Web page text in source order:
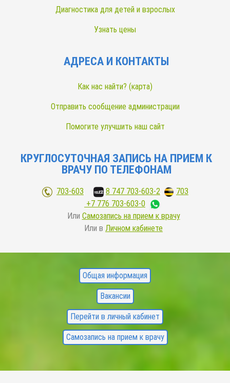
Диагностика для детей и взрослых
Узнать цены
АДРЕСА И КОНТАКТЫ
Как нас найти? (карта)
Отправить сообщение администрации
Помогите улучшить наш сайт
КРУГЛОСУТОЧНАЯ ЗАПИСЬ НА ПРИЕМ К
ВРАЧУ ПО ТЕЛЕФОНАМ
703-603 8 747 703-603-2
703
+7 776 703-603-0
Или Самозапись на прием к врачу
Или в Личном кабинете
Общая информация
Вакансии
Перейти в личный кабинет
Самозапись на прием к врачу